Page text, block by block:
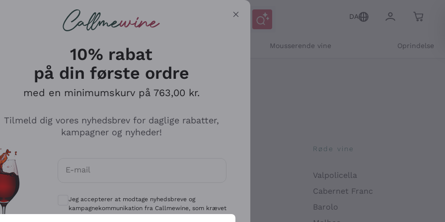
DA
Mousserende vine Oprindelse
Antinori
Ca' del Bosco
Gavi
Røde vine
Valpolicella
Cabernet Franc
Barolo
10% rabat
på din første ordre
med en minimumskurv på 763,00 kr.
Tilmeld dig vores nyhedsbrev for daglige rabatter,
kampagner og nyheder!
E-mail
Valgfrie samtykker for at modtage kommunikation og personlige tilbud
Jeg accepterer at modtage nyhedsbreve og
kampagnekommunikation fra Callmewine, som krævet